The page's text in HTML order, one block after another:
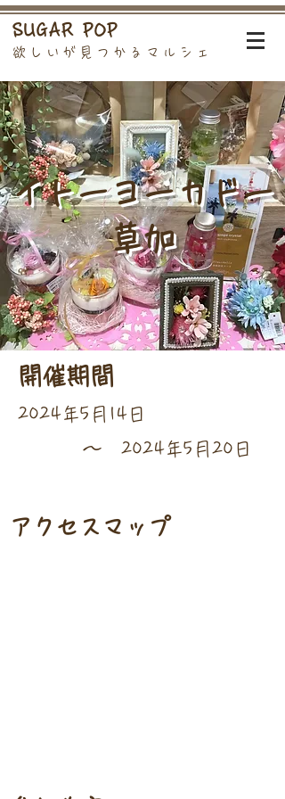
SUGAR POP
欲しいが見つかるマルシェ
イトーヨーカドー
草加
開催期間
2024年5月14日
〜 2024年5月20日
​アクセスマップ